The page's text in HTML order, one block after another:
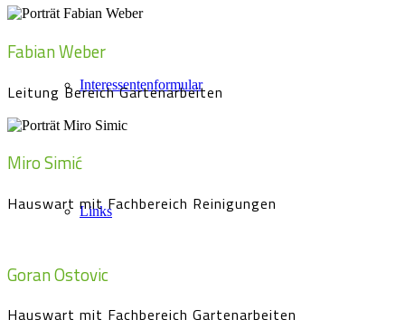
Interessentenformular
Links
Fabian Weber
Leitung Bereich Gartenarbeiten
Miro Simić
Hauswart mit Fachbereich Reinigungen
Goran Ostovic
Hauswart mit Fachbereich Gartenarbeiten